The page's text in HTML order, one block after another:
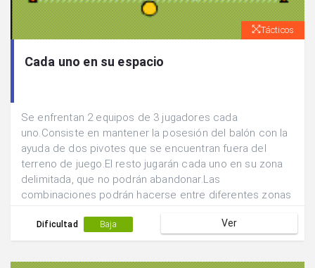
Tácticos
Cada uno en su espacio
Se enfrentan 2 equipos de 3 jugadores cada
uno.Consiste en mantener la posesión del balón con la
ayuda de dos pivotes que se encuentran fuera del
terreno de juego.El resto jugarán cada uno en su zona
delimitada, que no podrán abandonar.Las
combinaciones podrán hacerse entre diferentes zonas
Dificultad Baja Ver